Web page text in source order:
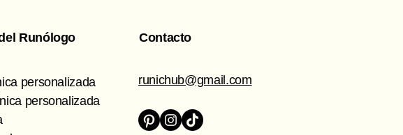
Runólogo Contacto
personalizada
personalizada
runichub@gmail.com